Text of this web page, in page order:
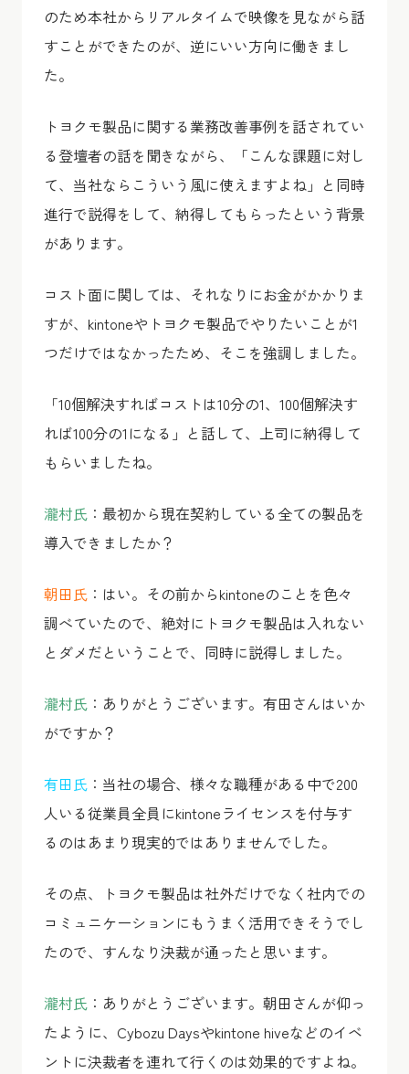
のため本社からリアルタイムで映像を見ながら話
すことができたのが、逆にいい方向に働きまし
た。
トヨクモ製品に関する業務改善事例を話されてい
る登壇者の話を聞きながら、「こんな課題に対し
て、当社ならこういう風に使えますよね」と同時
進行で説得をして、納得してもらったという背景
があります。
コスト面に関しては、それなりにお金がかかりま
すが、kintoneやトヨクモ製品でやりたいことが1
つだけではなかったため、そこを強調しました。
「10個解決すればコストは10分の1、100個解決す
れば100分の1になる」と話して、上司に納得して
もらいましたね。
瀧村氏 ：最初から現在契約している全ての製品を
導入できましたか？
朝田氏 ：はい。その前からkintoneのことを色々
調べていたので、絶対にトヨクモ製品は入れない
とダメだということで、同時に説得しました。
瀧村氏 ：ありがとうございます。有田さんはいか
がですか？
有田氏 ：当社の場合、様々な職種がある中で200
人いる従業員全員にkintoneライセンスを付与す
るのはあまり現実的ではありませんでした。
その点、トヨクモ製品は社外だけでなく社内での
コミュニケーションにもうまく活用できそうでし
たので、すんなり決裁が通ったと思います。
瀧村氏 ：ありがとうございます。朝田さんが仰っ
たように、Cybozu Daysやkintone hiveなどのイベ
ントに決裁者を連れて行くのは効果的ですよね。